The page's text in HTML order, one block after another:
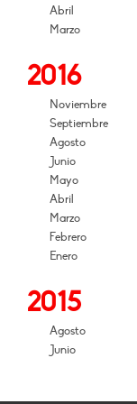
Abril
Marzo
2016
Noviembre
Septiembre
Agosto
Junio
Mayo
Abril
Marzo
Febrero
Enero
2015
Agosto
Junio